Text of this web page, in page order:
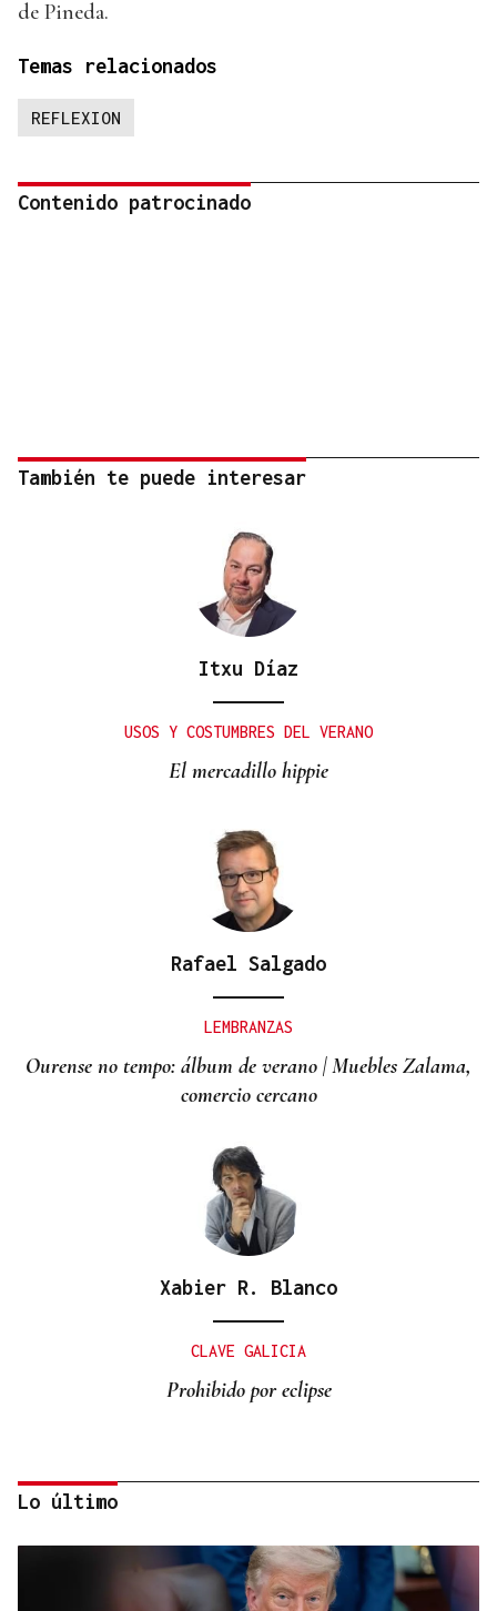
de Pineda.
Temas relacionados
REFLEXION
Contenido patrocinado
También te puede interesar
Itxu Díaz
USOS Y COSTUMBRES DEL VERANO
El mercadillo hippie
Rafael Salgado
LEMBRANZAS
Ourense no tempo: álbum de verano | Muebles Zalama,
comercio cercano
Xabier R. Blanco
CLAVE GALICIA
Prohibido por eclipse
Lalo Pavón
Lo último